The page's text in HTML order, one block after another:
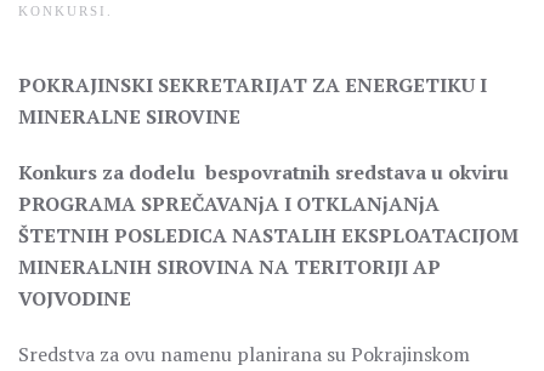
KONKURSI
POKRAJINSKI SEKRETARIJAT ZA ENERGETIKU I
MINERALNE SIROVINE
Konkurs za dodelu bespovratnih sredstava u okviru
PROGRAMA SPREČAVANjA I OTKLANjANjA
ŠTETNIH POSLEDICA NASTALIH EKSPLOATACIJOM
MINERALNIH SIROVINA NA TERITORIJI AP
VOJVODINE
Sredstva za ovu namenu planirana su Pokrajinskom